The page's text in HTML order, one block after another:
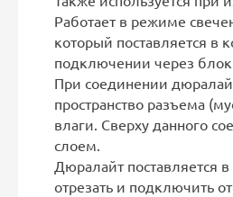
Работает в режиме
который поставляется в
подключении через блок
При соединении
пространство разъема
влаги. Сверху данного
слоем.
Дюралайт поставляется
отрезать и подключить